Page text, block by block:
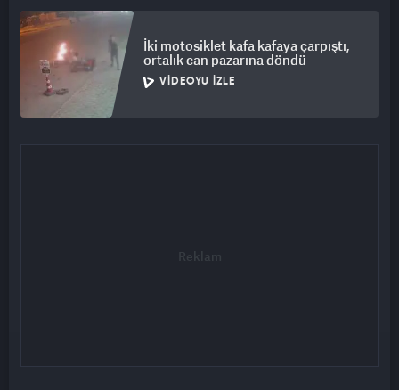
İki motosiklet kafa kafaya çarpıştı,
ortalık can pazarına döndü
VIDEOYU İZLE